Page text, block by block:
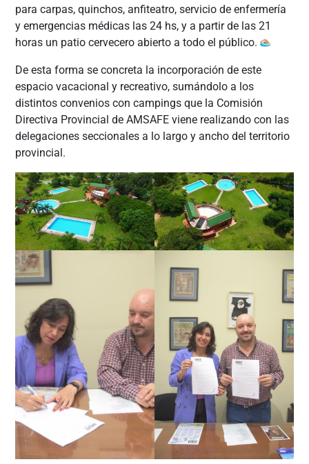
para carpas, quinchos, anfiteatro, servicio de enfermería
y emergencias médicas las 24 hs, y a partir de las 21
horas un patio cervecero abierto a todo el público.
De esta forma se concreta la incorporación de este
espacio vacacional y recreativo, sumándolo a los
distintos convenios con campings que la Comisión
Directiva Provincial de AMSAFE viene realizando con las
delegaciones seccionales a lo largo y ancho del territorio
provincial.